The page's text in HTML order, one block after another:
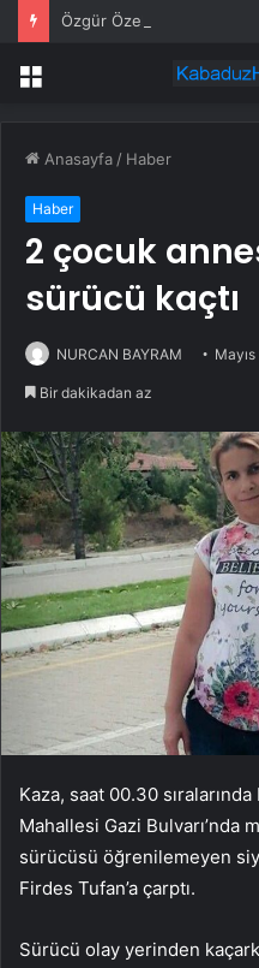
Menü
Anasayfa / Haber
Haber
2 çocuk
sürücü kaçtı
NURCAN BAYRAM
Bir dakikadan az
Kaza, saat 00.30
Mahallesi Gazi Bulvarı’nda
sürücüsü öğrenilemeyen
Firdes Tufan’a çarptı.
Sürücü olay yerinden